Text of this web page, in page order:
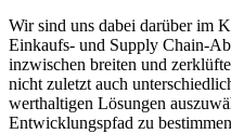
Wir sind uns dabei darüber im
Einkaufs- und Supply Chain-
inzwischen breiten und
nicht zuletzt auch
werthaltigen Lösungen
Entwicklungspfad zu